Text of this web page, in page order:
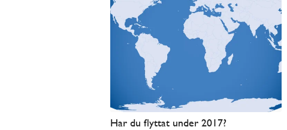
Har du flyttat under 2017?